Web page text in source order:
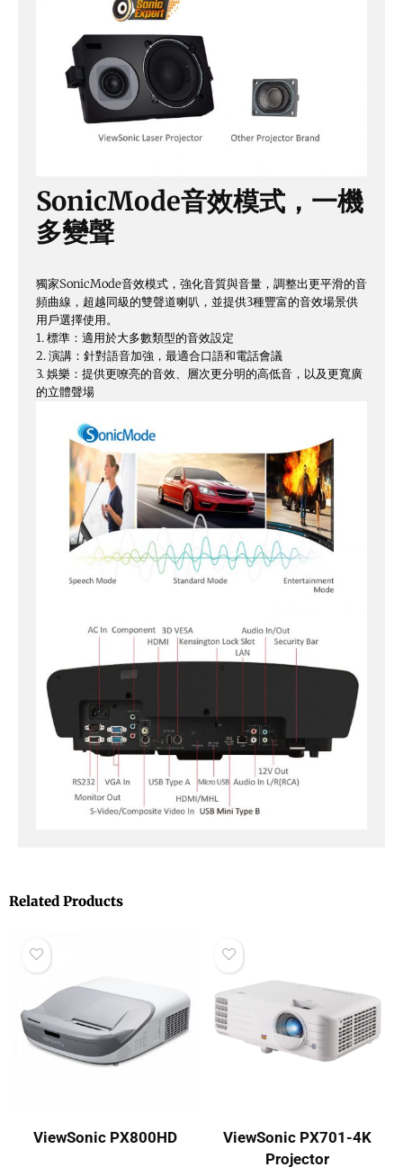
SonicMode音效模式，一機
多變聲
獨家SonicMode音效模式，強化音質與音量，調整出更平滑的音
頻曲線，超越同級的雙聲道喇叭，並提供3種豐富的音效場景供
用戶選擇使用。
1. 標準：適用於大多數類型的音效設定
2. 演講：針對語音加強，最適合口語和電話會議
3. 娛樂：提供更嘹亮的音效、層次更分明的高低音，以及更寬廣
的立體聲場
Related Products
ViewSonic PX800HD
ViewSonic PX701-4K
Projector